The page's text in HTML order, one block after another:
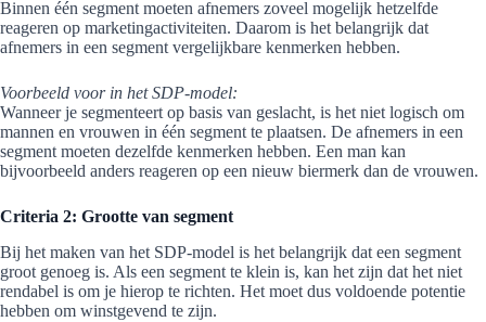
Binnen één segment moeten afnemers zoveel mogelijk hetzelfde
reageren op marketingactiviteiten. Daarom is het belangrijk dat
afnemers in een segment vergelijkbare kenmerken hebben.
Voorbeeld voor in het SDP-model:
Wanneer je segmenteert op basis van geslacht, is het niet logisch om
mannen en vrouwen in één segment te plaatsen. De afnemers in een
segment moeten dezelfde kenmerken hebben. Een man kan
bijvoorbeeld anders reageren op een nieuw biermerk dan de vrouwen.
Criteria 2: Grootte van segment
Bij het maken van het SDP-model is het belangrijk dat een segment
groot genoeg is. Als een segment te klein is, kan het zijn dat het niet
rendabel is om je hierop te richten. Het moet dus voldoende potentie
hebben om winstgevend te zijn.